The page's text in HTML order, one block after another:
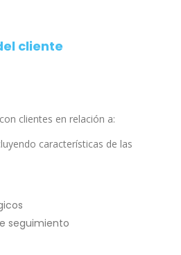
cliente
clientes en relación a:
características de las
seguimiento